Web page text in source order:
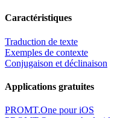
Caractéristiques
Traduction de texte
Exemples de contexte
Conjugaison et déclinaison
Applications gratuites
PROMT.One pour iOS